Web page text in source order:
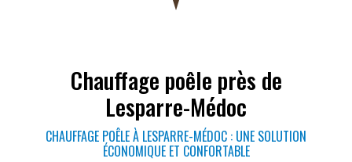
Chauffage poêle près de
Lesparre-Médoc
CHAUFFAGE POÊLE À LESPARRE-MÉDOC : UNE SOLUTION
ÉCONOMIQUE ET CONFORTABLE